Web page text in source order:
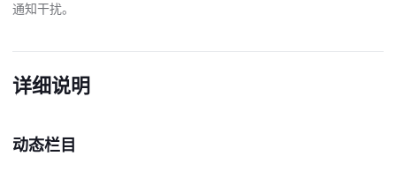
通知干扰。
详细说明
动态栏目